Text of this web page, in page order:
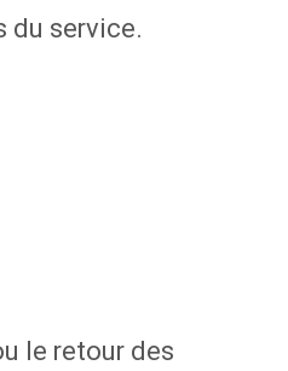
du service.
le retour des